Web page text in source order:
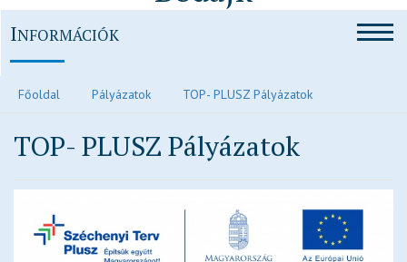
INFORMÁCIÓK
Polgármesteri köszöntő
Közvilágítás hibabejelentés
Településkép
Ivóvízzel kapcsolatos tájékoztatók
Főoldal Pályázatok TOP- PLUSZ Pályázatok
TOP- PLUSZ Pályázatok